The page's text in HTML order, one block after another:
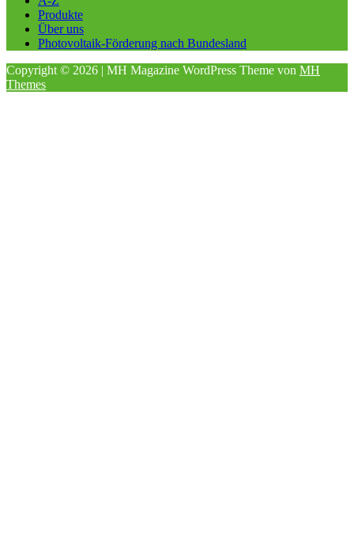
Produkte
Über uns
Photovoltaik-Förderung nach Bundesland
Copyright © 2026 | MH Magazine WordPress Theme von MH
Themes